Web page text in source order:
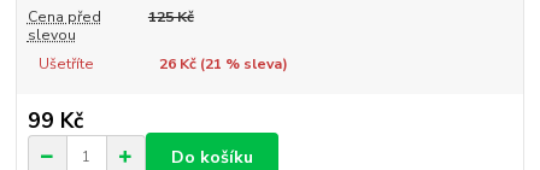
Cena před
slevou
125 Kč
Ušetříte 26 Kč (21 % sleva)
99 Kč
Do košíku